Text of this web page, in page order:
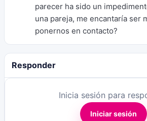
parecer ha sido un
una pareja, me encantaría ser
ponernos en contacto?
Responder
Inicia sesión para
Iniciar sesión